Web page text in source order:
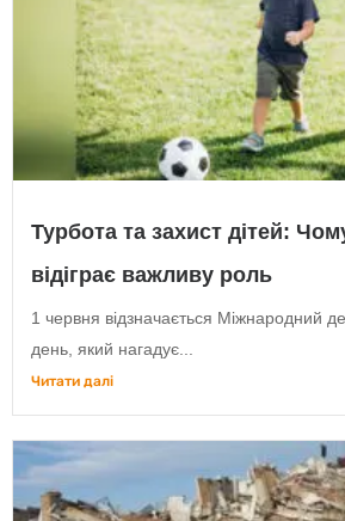
Турбота та захист дітей:
відіграє важливу роль
1 червня відзначається Міжнародний
день, який нагадує...
Читати далі